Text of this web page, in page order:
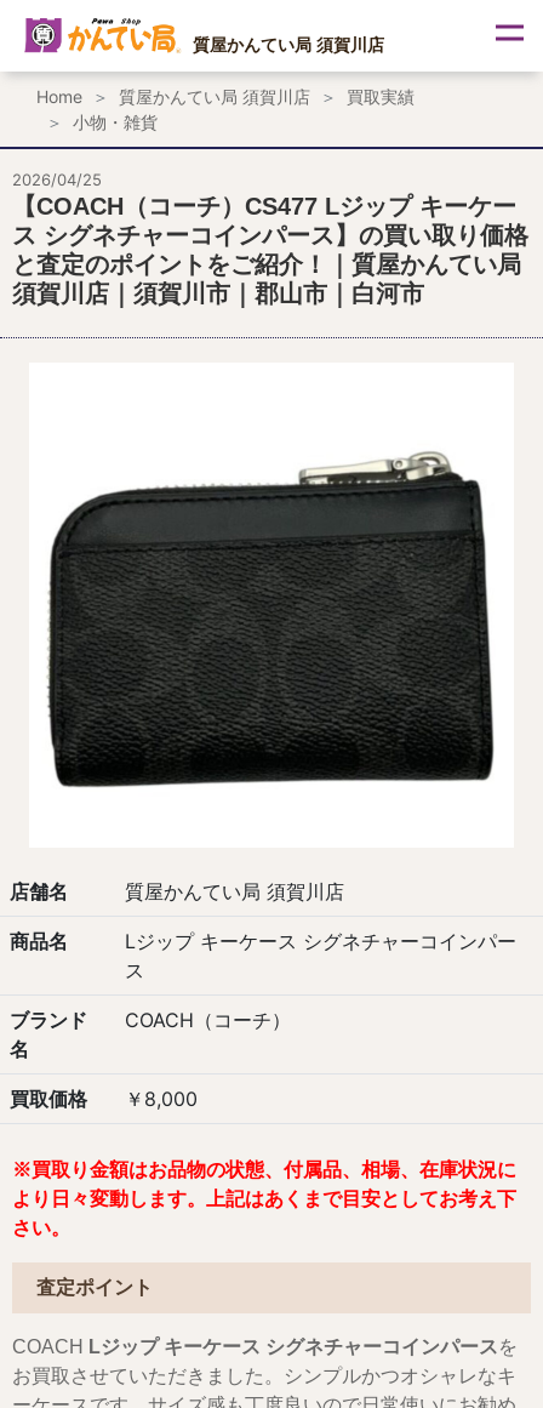
ス
プ
質屋かんてい局 須賀川店
Home 質屋かんてい局 須賀川店
買取実績
小物・雑貨
2026/04/25
【COACH（コーチ）CS477 Lジップ キーケー
ス シグネチャーコインパース】の買い取り価格
と査定のポイントをご紹介！｜質屋かんてい局
須賀川店｜須賀川市｜郡山市｜白河市
店舗名 質屋かんてい局 須賀川店
商品名
Lジップ キーケース シグネチャーコインパー
ス
ブランド
名
COACH（コーチ）
買取価格 ￥8,000
※買取り金額はお品物の状態、付属品、相場、在庫状況に
より日々変動します。上記はあくまで目安としてお考え下
さい。
査定ポイント
COACH Lジップ キーケース シグネチャーコインパース を
お買取させていただきました。シンプルかつオシャレなキ